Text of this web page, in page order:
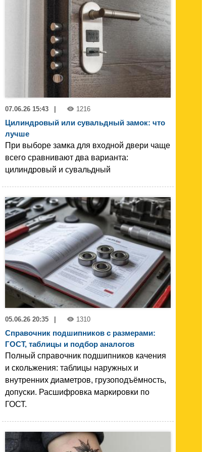
07.06.26 15:43 1216
Цилиндровый или сувальдный замок: что
лучше
При выборе замка для входной двери чаще
всего сравнивают два варианта:
цилиндровый и сувальдный
05.06.26 20:35 1310
Справочник подшипников с размерами:
ГОСТ, таблицы и подбор аналогов
Полный справочник подшипников качения
и скольжения: таблицы наружных и
внутренних диаметров, грузоподъёмность,
допуски. Расшифровка маркировки по
ГОСТ.